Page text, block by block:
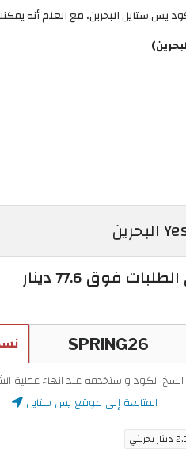
يس ستايل البحرين، مع العلم أنه
كوبونات خصم يس ستايل | 18% على الطلبات فوق 77.6 دينار
انسخ الكود واستخدمه عند انهاء عملية
المتابعة إلى موقع يس ستايل
بحريني